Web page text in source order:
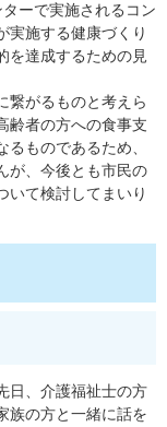
ーで実施されるコン
実施する健康づくり
を達成するための見
繋がるものと考えら
齢者の方への食事支
ものであるため、
が、今後とも市民の
いて検討してまいり
日、介護福祉士の方
族の方と一緒に話を